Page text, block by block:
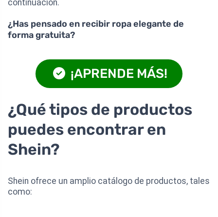
continuación.
¿Has pensado en recibir ropa elegante de
forma gratuita?
¡APRENDE MÁS!
¿Qué tipos de productos
puedes encontrar en
Shein?
Shein ofrece un amplio catálogo de productos, tales
como: